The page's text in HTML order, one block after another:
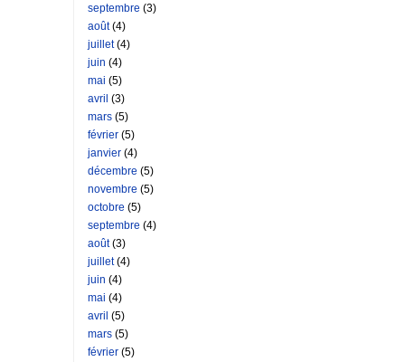
septembre (3)
août(4)
juillet(4)
juin (4)
mai (5)
avril (3)
mars (5)
février (5)
janvier (4)
décembre (5)
novembre (5)
octobre (5)
septembre (4)
août(3)
juillet(4)
juin (4)
mai (4)
avril (5)
mars (5)
février (5)